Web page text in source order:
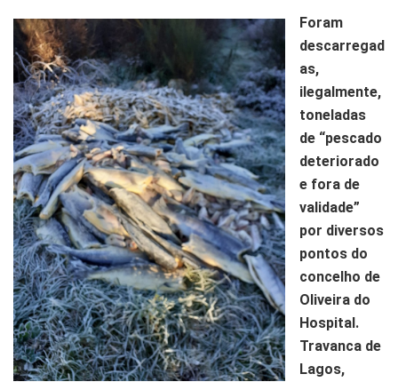
Foram
descarregad
as,
ilegalmente,
toneladas
de “pescado
deteriorado
e fora de
validade”
por diversos
pontos do
concelho de
Oliveira do
Hospital.
Travanca de
Lagos,